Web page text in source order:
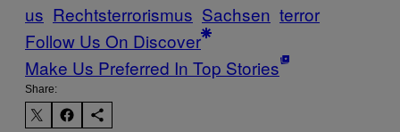
us Rechtsterrorismus Sachsen terror
Follow Us On Discover
Make Us Preferred In Top Stories
Share: